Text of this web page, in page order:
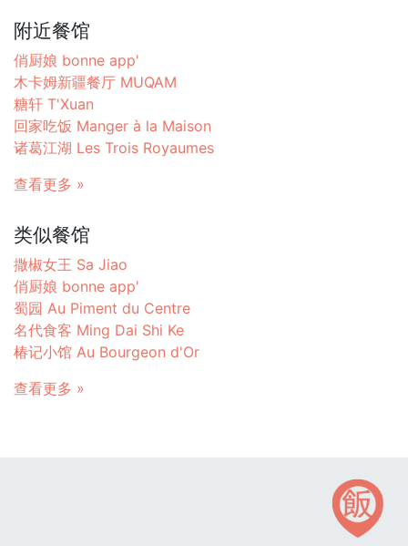
附近餐馆
俏厨娘 bonne app'
木卡姆新疆餐厅 MUQAM
糖轩 T'Xuan
回家吃饭 Manger à la Maison
诸葛江湖 Les Trois Royaumes
查看更多 »
类似餐馆
撒椒女王 Sa Jiao
俏厨娘 bonne app'
蜀园 Au Piment du Centre
名代食客 Ming Dai Shi Ke
椿记小馆 Au Bourgeon d'Or
查看更多 »